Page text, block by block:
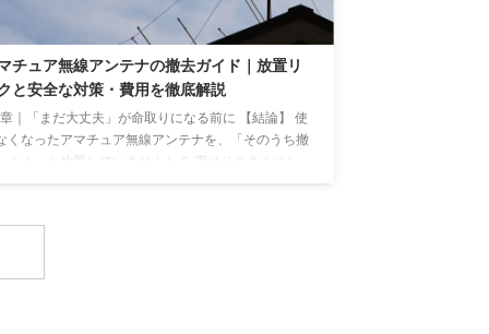
チュア無線アンテナの撤去ガイド｜放置リ
と安全な対策・費用を徹底解説
｜「まだ大丈夫」が命取りになる前に 【結論】 使
くなったアマチュア無線アンテナを、「そのうち撤
よう」と放置していませんか？ 実はそのままにし
安全に撤去することが最も確実です。 【根拠】 設